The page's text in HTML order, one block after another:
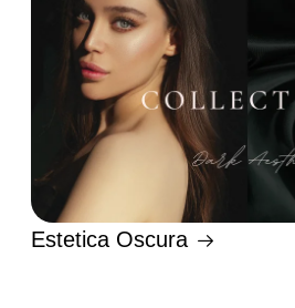
Estetica Oscura